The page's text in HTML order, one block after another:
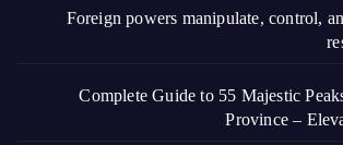
Foreign powers manipulate, control,
Complete Guide to 55 Majestic
Province –